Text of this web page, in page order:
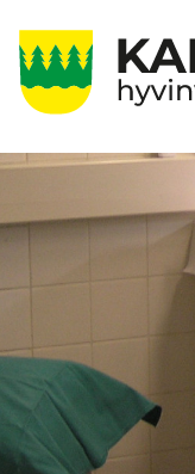
pääsisältöön
Menu